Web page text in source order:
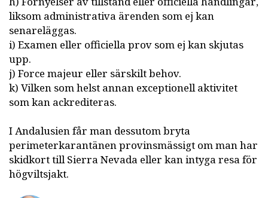
liksom administrativa ärenden som ej kan
senareläggas.
i) Examen eller officiella prov som ej kan skjutas
upp.
j) Force majeur eller särskilt behov.
k) Vilken som helst annan exceptionell aktivitet
som kan ackrediteras.
I Andalusien får man dessutom bryta
perimeterkarantänen provinsmässigt om man har
skidkort till Sierra Nevada eller kan intyga resa för
högviltsjakt.